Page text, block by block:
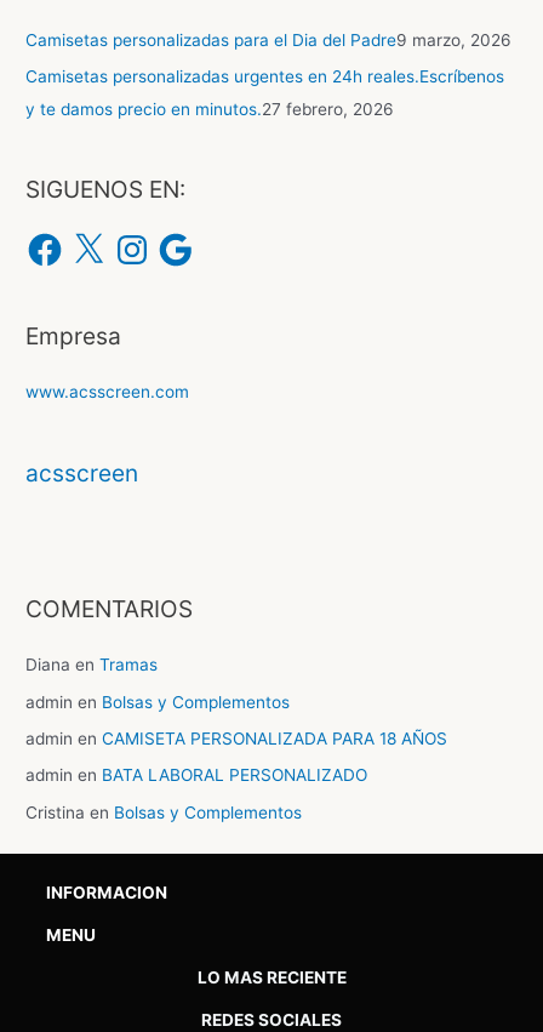
Camisetas personalizadas para el Dia del Padre9 marzo, 2026
Camisetas personalizadas urgentes en 24h reales.Escríbenos
y te damos precio en minutos.27 febrero, 2026
SIGUENOS EN:
Empresa
www.acsscreen.com
acsscreen
COMENTARIOS
Diana enTramas
admin en Bolsas y Complementos
admin enCAMISETA PERSONALIZADA PARA 18 AÑOS
admin en BATA LABORAL PERSONALIZADO
Cristina en Bolsas y Complementos
INFORMACION
MENU
LO MAS RECIENTE
REDES SOCIALES